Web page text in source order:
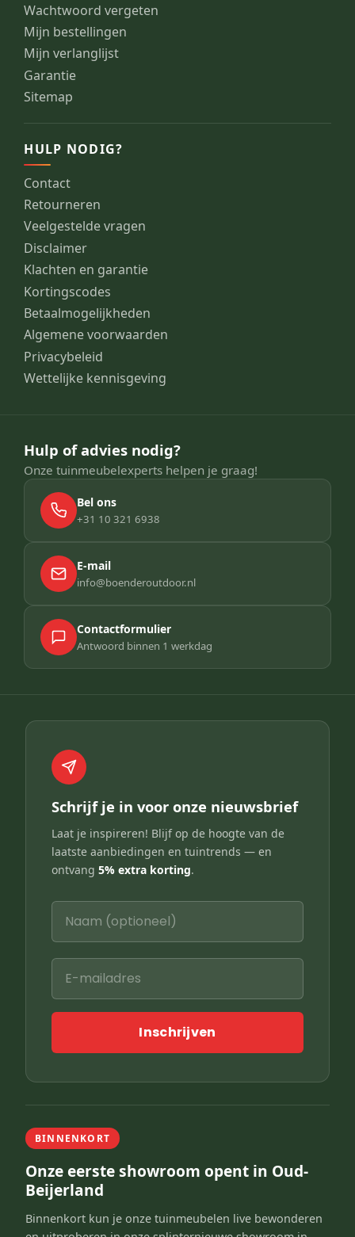
Wachtwoord vergeten
Mijn bestellingen
Mijn verlanglijst
Garantie
Sitemap
HULP NODIG?
Contact
Retourneren
Veelgestelde vragen
Disclaimer
Klachten en garantie
Kortingscodes
Betaalmogelijkheden
Algemene voorwaarden
Privacybeleid
Wettelijke kennisgeving
Hulp of advies nodig?
Onze tuinmeubelexperts helpen je graag!
Bel ons
+31 10 321 6938
E-mail
info@boenderoutdoor.nl
Contactformulier
Antwoord binnen 1 werkdag
Schrijf je in voor onze nieuwsbrief
Laat je inspireren! Blijf op de hoogte van de
laatste aanbiedingen en tuintrends — en
ontvang 5% extra korting.
Inschrijven
BINNENKORT
Onze eerste showroom opent in Oud-
Beijerland
Binnenkort kun je onze tuinmeubelen live bewonderen